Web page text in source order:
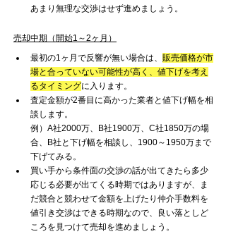
あまり無理な交渉はせず進めましょう。
売却中期（開始1～2ヶ月）
最初の1ヶ月で反響が無い場合は、 販売価格が市
場と合っていない可能性が高く、値下げを考え
るタイミングに入ります。
査定金額が2番目に高かった業者と値下げ幅を相
談します。
例）A社2000万、B社1900万、C社1850万の場
合、B社と下げ幅を相談し、1900～1950万まで
下げてみる。
買い手から条件面の交渉の話が出てきたら多少
応じる必要が出てくる時期ではありますが、ま
だ競合と競わせて金額を上げたり仲介手数料を
値引き交渉はできる時期なので、良い落としど
ころを見つけて売却を進めましょう。